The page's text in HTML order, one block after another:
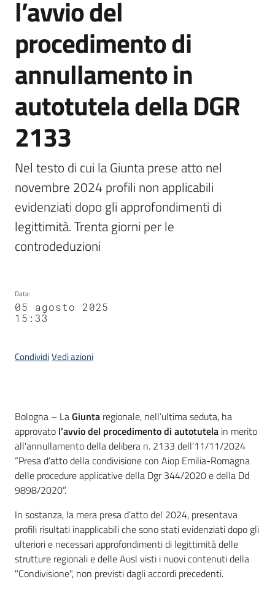
Agenzia
informazione
comunicazione
Seguici
su
l’avvio del
procedimento di
annullamento in
autotutela della DGR
2133
Nel testo di cui la Giunta prese atto nel
novembre 2024 profili non applicabili
evidenziati dopo gli approfondimenti di
legittimità. Trenta giorni per le
controdeduzioni
Data:
05 agosto 2025
15:33
CondividiVedi azioni
Contenuto
Bologna – LaGiunta regionale, nell’ultima seduta, ha
approvato l’avvio del procedimento di autotutela in merito
all'annullamento della delibera n. 2133 dell’11/11/2024
“Presa d’atto della condivisione con Aiop Emilia-Romagna
delle procedure applicative della Dgr 344/2020 e della Dd
9898/2020”.
In sostanza, la mera presa d’atto del 2024, presentava
profili risultati inapplicabili che sono stati evidenziati dopo gli
ulteriori e necessari approfondimenti di legittimità delle
strutture regionali e delle Ausl visti i nuovi contenuti della
"Condivisione", non previsti dagli accordi precedenti.